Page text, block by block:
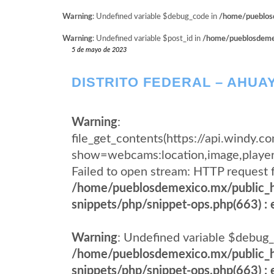
Warning: Undefined variable $debug_code in /home/
Warning: Undefined variable $post_id in /home/
5 de mayo de 2023
DISTRITO FEDERAL –
Warning:
file_get_contents(https://
Failed to open stream: HTTP
/home/pueblosdemexico.mx/
snippets/php/snippet-ops.php(663) :
Warning: Undefined variable
/home/pueblosdemexico.mx/
snippets/php/snippet-ops.php(663) :